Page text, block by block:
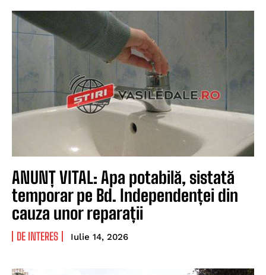
ANUNȚ VITAL: Apa potabilă, sistată
temporar pe Bd. Independenței din
cauza unor reparații
DE INTERES Iulie 14, 2026